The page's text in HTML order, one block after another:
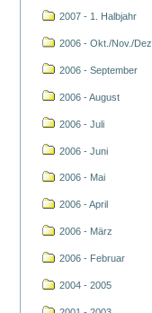
2007 - 1. Halbjahr
2006 - Okt./Nov./Dez.
2006 - September
2006 - August
2006 - Juli
2006 - Juni
2006 - Mai
2006 - April
2006 - März
2006 - Februar
2004 - 2005